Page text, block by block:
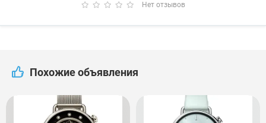
Нет отзывов
Похожие объявления